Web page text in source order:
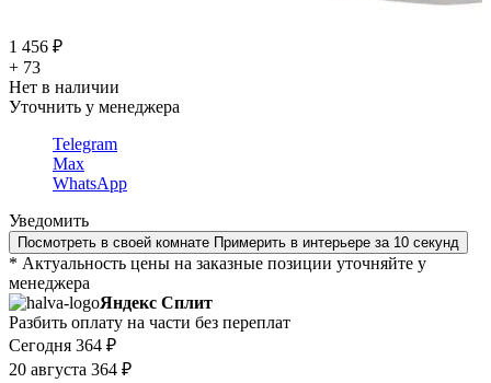
1 456 ₽
+ 73
Нет в наличии
Уточнить у менеджера
Telegram
Max
WhatsApp
Уведомить
Посмотреть в своей комнате Примерить в интерьере за 10 секунд
* Актуальность цены на заказные позиции уточняйте у
менеджера
Яндекс Сплит
Разбить оплату на части без переплат
Сегодня 364 ₽
20 августа 364 ₽